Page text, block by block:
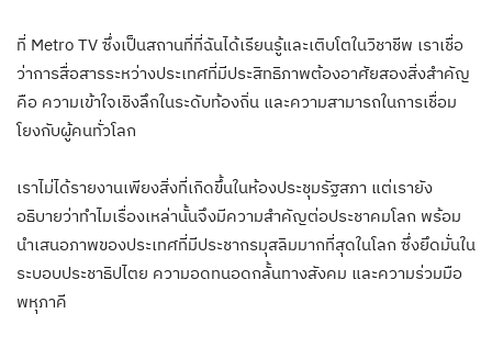
ที่ Metro TV ซึ่งเป็นสถานที่ที่ฉันได้เรียนรู้และเติบโตในวิชาชีพ เราเชื่อ
ว่าการสื่อสารระหว่างประเทศที่มีประสิทธิภาพต้องอาศัยสองสิ่งสำคัญ
คือ ความเข้าใจเชิงลึกในระดับท้องถิ่น และความสามารถในการเชื่อม
โยงกับผู้คนทั่วโลก
เราไม่ได้รายงานเพียงสิ่งที่เกิดขึ้นในห้องประชุมรัฐสภา แต่เรายัง
อธิบายว่าทำไมเรื่องเหล่านั้นจึงมีความสำคัญต่อประชาคมโลก พร้อม
นำเสนอภาพของประเทศที่มีประชากรมุสลิมมากที่สุดในโลก ซึ่งยึดมั่นใน
ระบอบประชาธิปไตย ความอดทนอดกลั้นทางสังคม และความร่วมมือ
พหุภาคี